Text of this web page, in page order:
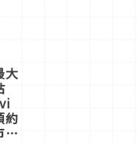
大
約
餐